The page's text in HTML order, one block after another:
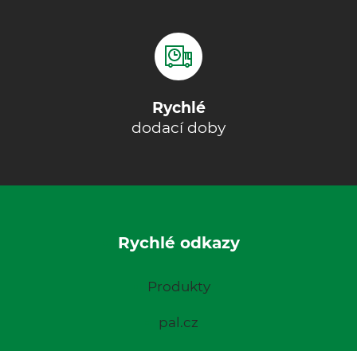
Rychlé
dodací doby
Rychlé odkazy
Produkty
pal.cz